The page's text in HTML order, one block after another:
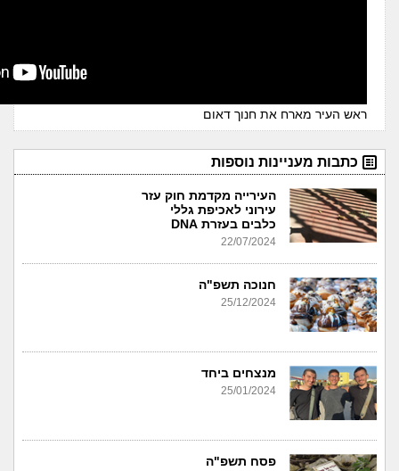
ראש העיר מארח את חנוך דאום
כתבות מעניינות נוספות
העירייה מקדמת חוק עזר
עירוני לאכיפת גללי
כלבים בעזרת DNA
22/07/2024
חנוכה תשפ"ה
25/12/2024
מנצחים ביחד
25/01/2024
פסח תשפ"ה